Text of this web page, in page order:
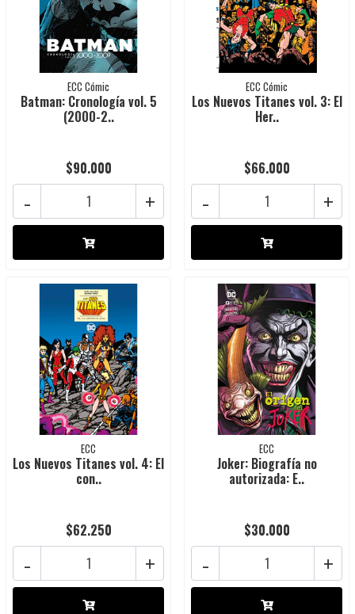
ECC Cómic
Batman: Cronología vol. 5
(2000-2..
$90.000
+
-
ECC Cómic
Los Nuevos Titanes vol. 3: El
Her..
$66.000
+
-
ECC
Los Nuevos Titanes vol. 4: El
con..
$62.250
+
-
ECC
Joker: Biografía no
autorizada: E..
$30.000
+
-